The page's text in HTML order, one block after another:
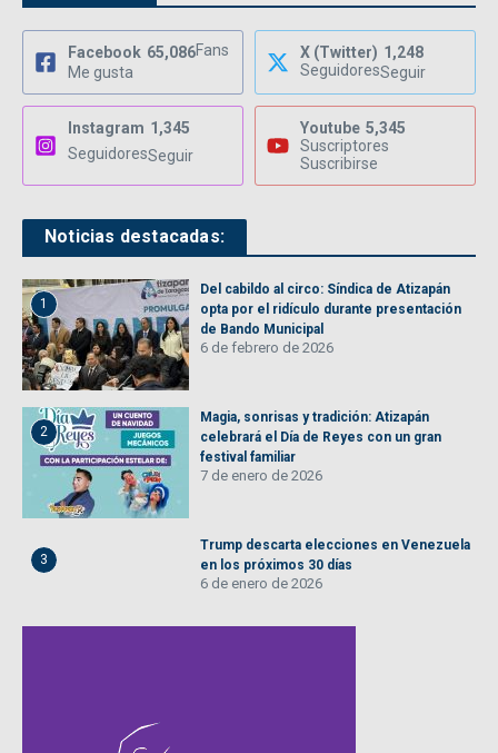
Facebook 65,086Fans
Me gusta
X (Twitter) 1,248
SeguidoresSeguir
Instagram 1,345
SeguidoresSeguir
Youtube 5,345
Suscriptores
Suscribirse
Noticias destacadas:
1
Del cabildo al circo: Síndica de Atizapán
opta por el ridículo durante presentación
de Bando Municipal
6 de febrero de 2026
2
Magia, sonrisas y tradición: Atizapán
celebrará el Día de Reyes con un gran
festival familiar
7 de enero de 2026
3
Trump descarta elecciones en Venezuela
en los próximos 30 días
6 de enero de 2026